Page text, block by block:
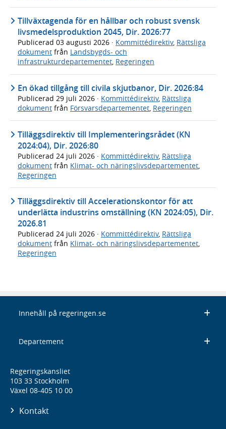
Tillväxtagenda för en hållbar och robust svensk
livsmedelsproduktion 2045, Dir. 2026:77
Publicerad 03 augusti 2026 · Kommittédirektiv, Rättsliga
dokument från Landsbygds- och
infrastrukturdepartementet, Regeringen
En ökad tillgång till civila skjutbanor, Dir. 2026:84
Publicerad 29 juli 2026 · Kommittédirektiv, Rättsliga
dokument från Försvarsdepartementet, Regeringen
Tilläggsdirektiv till Implementeringsrådet (KN
2024:04), Dir. 2026:80
Publicerad 24 juli 2026 · Kommittédirektiv, Rättsliga
dokument från Klimat- och näringslivsdepartementet
Regeringen
Tilläggsdirektiv till Accelerationskontor för att
underlätta industrins omställning (KN 2024:05), Dir.
2026.81
Publicerad 24 juli 2026 · Kommittédirektiv, Rättsliga
dokument från Klimat- och näringslivsdepartementet,
Regeringen
Innehåll på regeringen.se
Departement
Regeringskansliet
103 33 Stockholm
Växel 08-405 10 00
Kontakt